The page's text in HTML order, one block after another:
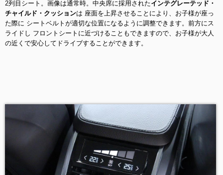
2列目シート。画像は通常時。中央席に採用されたインテグレーテッド・
チャイルド・クッションは 座面を上昇させることにより、お子様が座っ
た際に シートベルトが適切な位置になるように調整できます。前方にス
ライドし フロントシートに近づけることもできますので、お子様が大人
の近くで安心してドライブすることができます。